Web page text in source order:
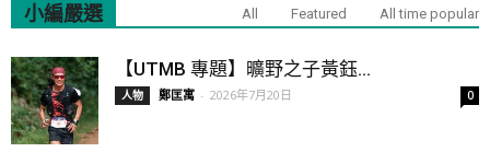
小編嚴選 All Featured All time popular
【UTMB 專題】曠野之子黃鈺...
人物 鄭匡寓 - 2026年7月20日 0